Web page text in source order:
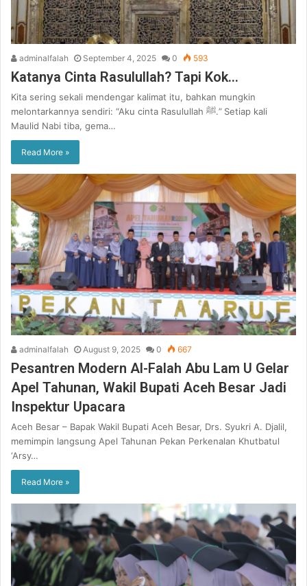
adminalfalah September 4, 2025 0 593
Katanya Cinta Rasulullah? Tapi Kok…
Kita sering sekali mendengar kalimat itu, bahkan mungkin
melontarkannya sendiri: “Aku cinta Rasulullah ﷺ.” Setiap kali
Maulid Nabi tiba, gema…
Read More »
adminalfalah August 9, 2025 0 667
Pesantren Modern Al-Falah Abu Lam U Gelar
Apel Tahunan, Wakil Bupati Aceh Besar Jadi
Inspektur Upacara
Aceh Besar – Bapak Wakil Bupati Aceh Besar, Drs. Syukri A. Djalil,
memimpin langsung Apel Tahunan Pekan Perkenalan Khutbatul
‘Arsy…
Read More »